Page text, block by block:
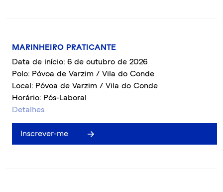
MARINHEIRO PRATICANTE
Data de início: 6 de outubro de 2026
Polo: Póvoa de Varzim / Vila do Conde
Local: Póvoa de Varzim / Vila do Conde
Horário: Pós-Laboral
Detalhes
Inscrever-me